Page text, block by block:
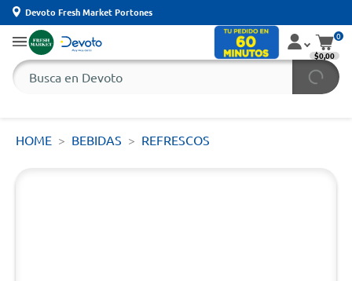
Devoto Fresh Market Portones
0
$0,00
HOME BEBIDAS REFRESCOS